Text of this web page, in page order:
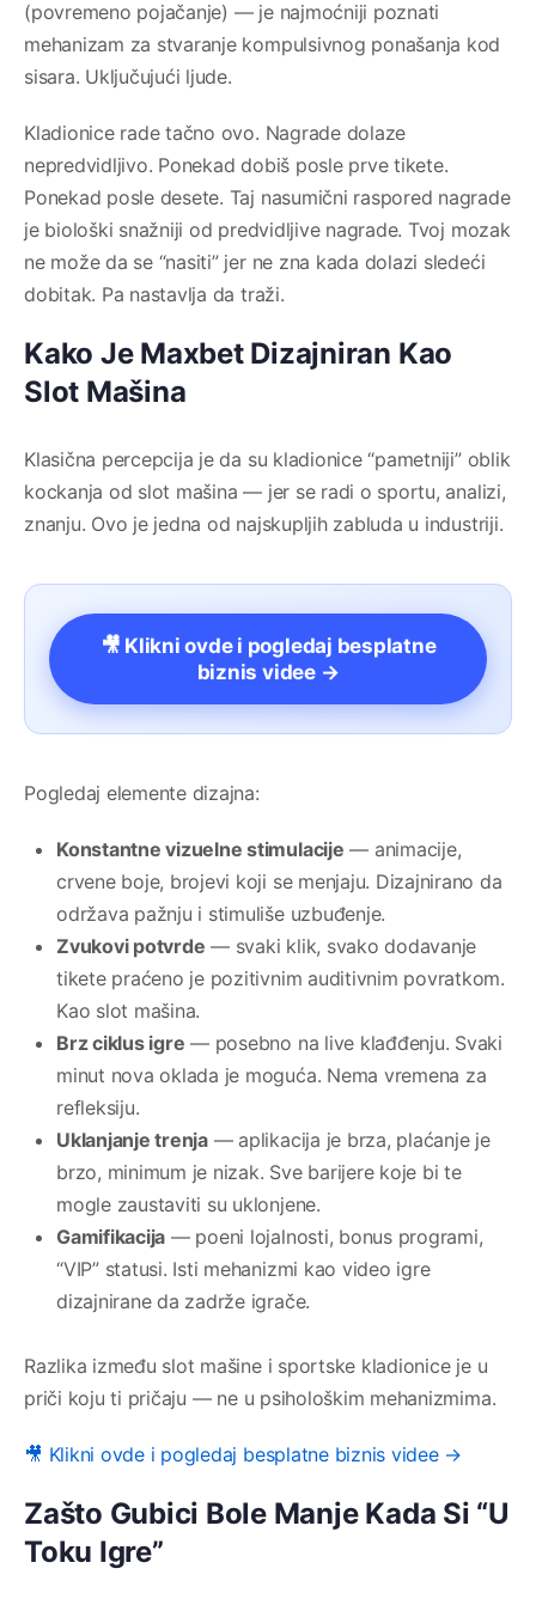
(povremeno pojačanje) — je najmoćniji poznati
mehanizam za stvaranje kompulsivnog ponašanja kod
sisara. Uključujući ljude.
Kladionice rade tačno ovo. Nagrade dolaze
nepredvidljivo. Ponekad dobiš posle prve tikete.
Ponekad posle desete. Taj nasumični raspored nagrade
je biološki snažniji od predvidljive nagrade. Tvoj mozak
ne može da se “nasiti” jer ne zna kada dolazi sledeći
dobitak. Pa nastavlja da traži.
Kako Je Maxbet Dizajniran Kao
Slot Mašina
Klasična percepcija je da su kladionice “pametniji” oblik
kockanja od slot mašina — jer se radi o sportu, analizi,
znanju. Ovo je jedna od najskupljih zabluda u industriji.
🎥 Klikni ovde i pogledaj besplatne
biznis videe →
Pogledaj elemente dizajna:
Konstantne vizuelne stimulacije — animacije,
crvene boje, brojevi koji se menjaju. Dizajnirano da
održava pažnju i stimuliše uzbuđenje.
Zvukovi potvrde — svaki klik, svako dodavanje
tikete praćeno je pozitivnim auditivnim povratkom.
Kao slot mašina.
Brz ciklus igre — posebno na live klađđenju. Svaki
minut nova oklada je moguća. Nema vremena za
refleksiju.
Uklanjanje trenja— aplikacija je brza, plaćanje je
brzo, minimum je nizak. Sve barijere koje bi te
mogle zaustaviti su uklonjene.
Gamifikacija — poeni lojalnosti, bonus programi,
“VIP” statusi. Isti mehanizmi kao video igre
dizajnirane da zadrže igrače.
Razlika između slot mašine i sportske kladionice je u
priči koju ti pričaju — ne u psihološkim mehanizmima.
🎥 Klikni ovde i pogledaj besplatne biznis videe →
Zašto Gubici Bole Manje Kada Si “U
Toku Igre”